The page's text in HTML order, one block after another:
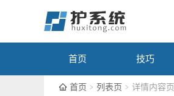
首页 技巧
首页 列表页 详情内容页